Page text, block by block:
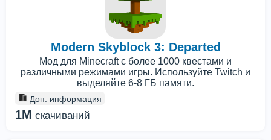
Modern Skyblock 3: Departed
Мод для Minecraft с более 1000 квестами и
различными режимами игры. Используйте Twitch и
выделяйте 6-8 ГБ памяти.
Доп. информация
1M скачиваний